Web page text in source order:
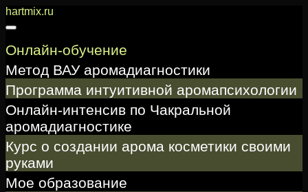
Перейти
к
hartmix.ru
Онлайн-обучение
Метод ВАУ аромадиагностики
Программа интуитивной аромапсихологии
Онлайн-интенсив по Чакральной
аромадиагностике
Курс о создании арома косметики своими
руками
Мое образование